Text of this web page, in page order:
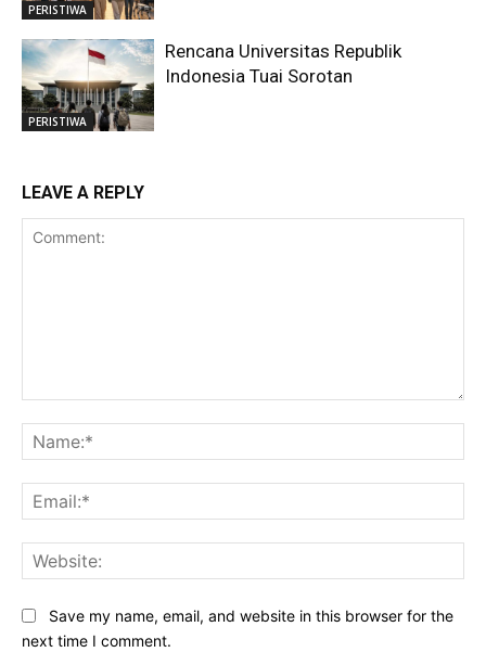
PERISTIWA
PERISTIWA
Rencana Universitas Republik
Indonesia Tuai Sorotan
LEAVE A REPLY
Save my name, email, and website in this browser for the
next time I comment.